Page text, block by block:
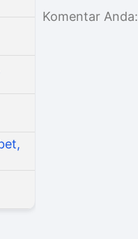
Komentar Anda: